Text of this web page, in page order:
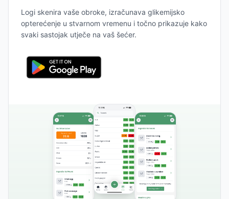
Logi skenira vaše obroke, izračunava glikemijsko
opterećenje u stvarnom vremenu i točno prikazuje kako
svaki sastojak utječe na vaš šećer.